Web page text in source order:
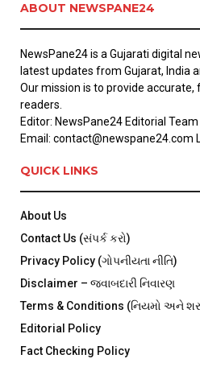
ABOUT NEWSPANE24
NewsPane24 is a Gujarati digital
latest updates from Gujarat, India
Our mission is to provide
readers.
Editor: NewsPane24 Editorial Team
Email: contact@newspane24.com
QUICK LINKS
About Us
Contact Us (સંપર્ક કરો)
Privacy Policy (ગોપનીયતા નીતિ)
Disclaimer – જવાબદારી નિવારણ
Terms & Conditions (નિયમો અને
Editorial Policy
Fact Checking Policy